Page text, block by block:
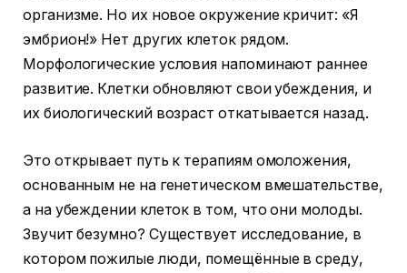
организме. Но их новое окружение кричит: «Я
эмбрион!» Нет других клеток рядом.
Морфологические условия напоминают раннее
развитие. Клетки обновляют свои убеждения, и
их биологический возраст откатывается назад.
Это открывает путь к терапиям омоложения,
основанным не на генетическом вмешательстве,
а на убеждении клеток в том, что они молоды.
Звучит безумно? Существует исследование, в
котором пожилые люди, помещённые в среду,